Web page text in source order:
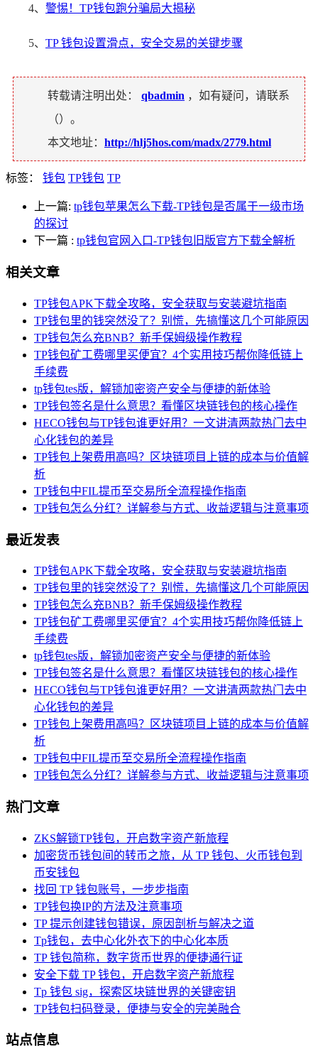
4、 警惕！TP钱包跑分骗局大揭秘
5、 TP 钱包设置滑点，安全交易的关键步骤
转载请注明出处： qbadmin ，如有疑问，请联系
（）。
本文地址： http://hlj5hos.com/madx/2779.html
标签： 钱包 TP钱包 TP
上一篇: tp钱包苹果怎么下载-TP钱包是否属于一级市场
的探讨
下一篇 : tp钱包官网入口-TP钱包旧版官方下载全解析
相关文章
TP钱包APK下载全攻略，安全获取与安装避坑指南
TP钱包里的钱突然没了？别慌，先搞懂这几个可能原因
TP钱包怎么充BNB？新手保姆级操作教程
TP钱包矿工费哪里买便宜？4个实用技巧帮你降低链上
手续费
tp钱包tes版，解锁加密资产安全与便捷的新体验
TP钱包签名是什么意思？看懂区块链钱包的核心操作
HECO钱包与TP钱包谁更好用？一文讲清两款热门去中
心化钱包的差异
TP钱包上架费用高吗？区块链项目上链的成本与价值解
析
TP钱包中FIL提币至交易所全流程操作指南
TP钱包怎么分红？详解参与方式、收益逻辑与注意事项
最近发表
TP钱包APK下载全攻略，安全获取与安装避坑指南
TP钱包里的钱突然没了？别慌，先搞懂这几个可能原因
TP钱包怎么充BNB？新手保姆级操作教程
TP钱包矿工费哪里买便宜？4个实用技巧帮你降低链上
手续费
tp钱包tes版，解锁加密资产安全与便捷的新体验
TP钱包签名是什么意思？看懂区块链钱包的核心操作
HECO钱包与TP钱包谁更好用？一文讲清两款热门去中
心化钱包的差异
TP钱包上架费用高吗？区块链项目上链的成本与价值解
析
TP钱包中FIL提币至交易所全流程操作指南
TP钱包怎么分红？详解参与方式、收益逻辑与注意事项
热门文章
ZKS解锁TP钱包，开启数字资产新旅程
加密货币钱包间的转币之旅，从 TP 钱包、火币钱包到
币安钱包
找回 TP 钱包账号，一步步指南
TP钱包换IP的方法及注意事项
TP 提示创建钱包错误，原因剖析与解决之道
Tp钱包，去中心化外衣下的中心化本质
TP 钱包简称，数字货币世界的便捷通行证
安全下载 TP 钱包，开启数字资产新旅程
Tp 钱包 sig，探索区块链世界的关键密钥
TP钱包扫码登录，便捷与安全的完美融合
站点信息